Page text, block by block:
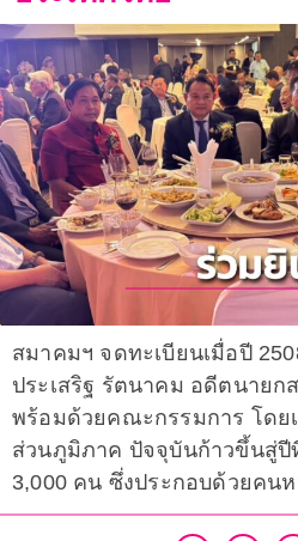
สมาคมฯ จดทะเบียนเมื่อปี
ประเสริฐ รัตนาคม อดีตนายก
พร้อมด้วยคณะกรรมการ โดย
ส่วนภูมิภาค ปัจจุบันก้าวขึ้นสู่ปี
3,000 คน ซึ่งประกอบด้วยคน